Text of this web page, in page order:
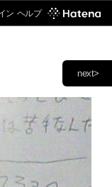
ン ヘルプ
next>